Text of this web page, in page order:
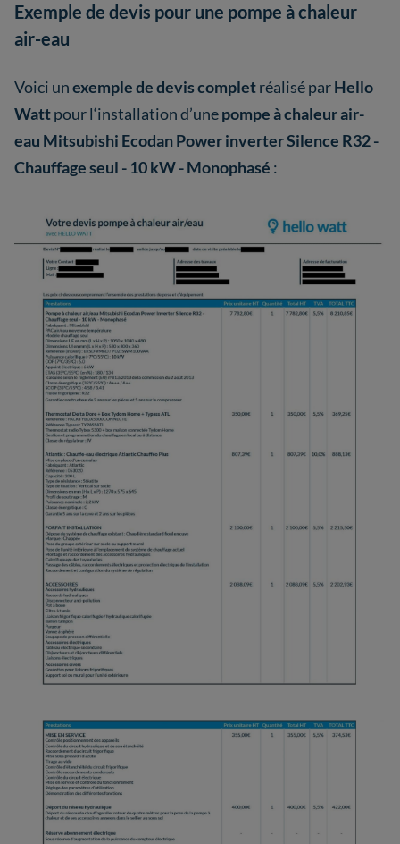
Exemple de devis pour une pompe à chaleur
air-eau
Voici unexemple de devis completréalisé parHello
Wattpour l‘installation d’unepompe à chaleur air-
eau Mitsubishi Ecodan Power inverter Silence R32 -
Chauffage seul - 10 kW - Monophasé :